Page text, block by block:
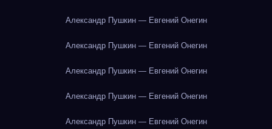
Александр Пушкин — Евгений Онегин
Александр Пушкин — Евгений Онегин
Александр Пушкин — Евгений Онегин
Александр Пушкин — Евгений Онегин
Александр Пушкин — Евгений Онегин